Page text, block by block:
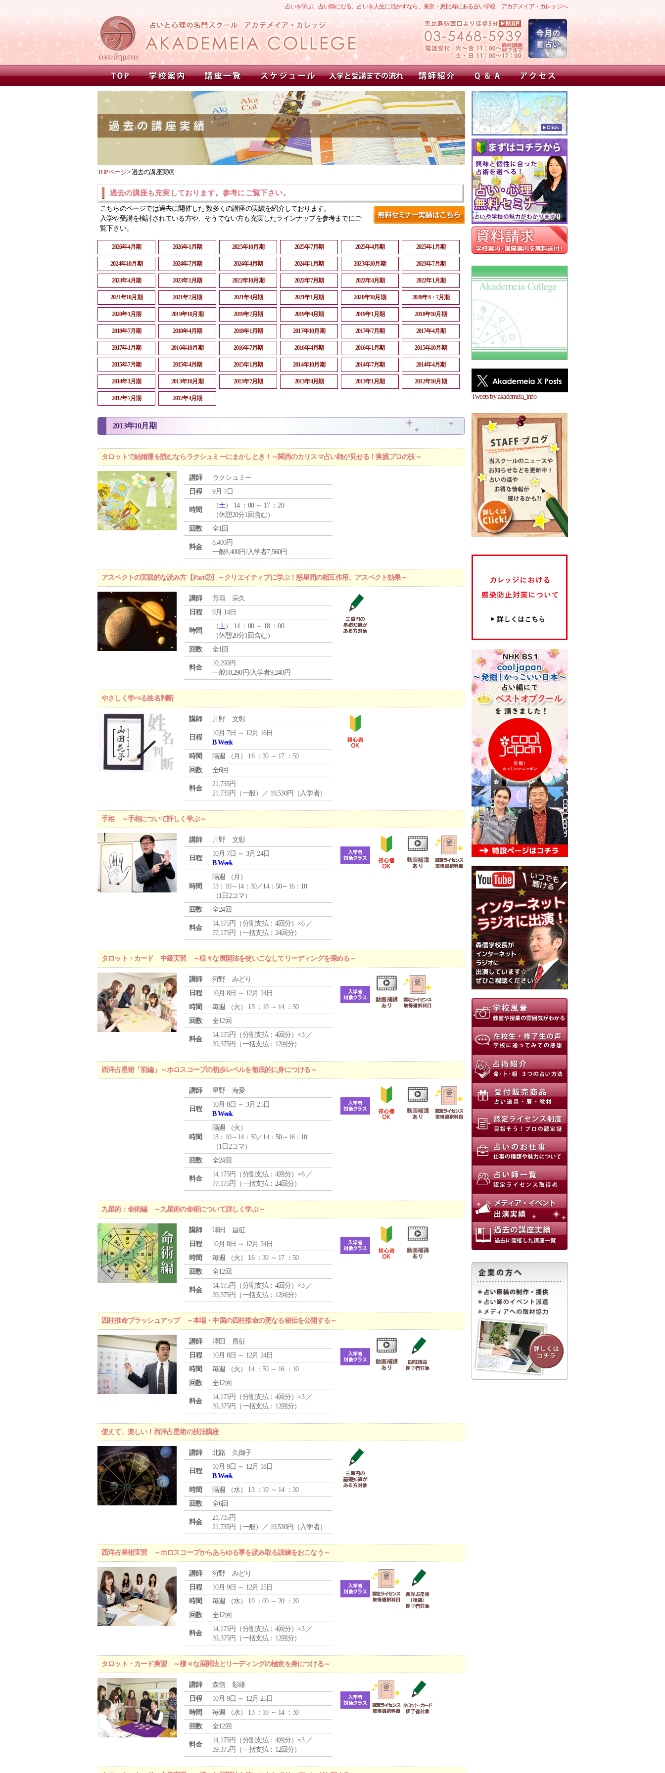
占いを学ぶ、占い師になる、占いを人生に活かすなら、東京・恵比寿にある占い学校 アカデメイア・カレッジへ
Tweets by akademeia_info
TOPページ>過去の講座実績
過去の講座も充実しております。参考にご覧下さい。
こちらのページでは過去に開催した 数多くの講座の実績を紹介しております。
入学や受講を検討されている方や、そうでない方も充実したラインナップを参考までにご
覧下さい。
2026年4月期 2026年1月期 2025年10月期 2025年7月期 2025年4月期 2025年1月期
2024年10月期 2024年7月期 2024年4月期 2024年1月期 2023年10月期 2023年7月期
2023年4月期 2023年1月期 2022年10月期 2022年7月期 2022年4月期 2022年1月期
2021年10月期 2021年7月期 2021年4月期 2021年1月期 2020年10月期 2020年4・7月期
2020年1月期 2019年10月期 2019年7月期 2019年4月期 2019年1月期 2018年10月期
2018年7月期 2018年4月期 2018年1月期 2017年10月期 2017年7月期 2017年4月期
2017年1月期 2016年10月期 2016年7月期 2016年4月期 2016年1月期 2015年10月期
2015年7月期 2015年4月期 2015年1月期 2014年10月期 2014年7月期 2014年4月期
2014年1月期 2013年10月期 2013年7月期 2013年4月期 2013年1月期 2012年10月期
2012年7月期 2012年4月期
2013年10月期
タロットで結婚運を読むならラクシュミーにまかしとき！～関西のカリスマ占い師が見せる！実践プロの技～
講師
ラクシュミー
日程
9月 7日
時間
（土） 14 ：00 ～ 17 ：20
（休憩20分1回含む）
回数
全1回
料金
8,400円
一般8,400円/入学者7,560円
アスペクトの実践的な読み方【Part②】～クリエイティブに学ぶ！惑星間の相互作用、アスペクト効果～
講師
芳垣 宗久
日程
9月 14日
時間
（土） 14 ：00 ～ 18 ：00
（休憩20分1回含む）
回数
全1回
料金
10,290円
一般10,290円/入学者9,240円
やさしく学べる姓名判断
講師 川野 文彰
日程
10月 7日 ～ 12月 16日
B Week
時間
隔週 （ 月 ） 16 ：30 ～ 17 ：50
回数
全6回
料金
21,735円
21,735円（一般）／ 19,530円（入学者）
手相 ～手相について詳しく学ぶ～
講師 川野 文彰
日程
10月 7日 ～ 3月 24日
B Week
時間
隔週 （ 月 ）
13：10～14：30／14：50～16：10
（1日2コマ）
回数
全24回
料金
14,175円（分割支払：4回分）×6 ／
77,175円（一括支払：24回分）
タロット・カード 中級実習 ～様々な展開法を使いこなしてリーディングを深める～
講師
狩野 みどり
日程
10月 8日 ～ 12月 24日
時間
毎週 （火 ） 13 ：10 ～ 14 ：30
回数
全12回
料金
14,175円（分割支払：4回分）×3 ／
39,375円（一括支払：12回分）
西洋占星術「前編」～ホロスコープの初歩レベルを徹底的に身につける～
講師 星野 海愛
日程
10月 8日 ～ 3月 25日
B Week
時間
隔週 （火 ）
13：10～14：30／14：50～16：10
（1日2コマ）
回数
全24回
料金
14,175円（分割支払：4回分）×6 ／
77,175円（一括支払：24回分）
九星術：命術編 ～九星術の命術について詳しく学ぶ～
講師
澤田 昌征
日程
10月 8日 ～ 12月 24日
時間
毎週 （火 ） 16 ：30 ～ 17 ：50
回数
全12回
料金
14,175円（分割支払：4回分）×3 ／
39,375円（一括支払：12回分）
四柱推命ブラッシュアップ ～本場・中国の四柱推命の更なる秘伝を公開する～
講師
澤田 昌征
日程
10月 8日 ～ 12月 24日
時間
毎週 （火 ） 14 ：50 ～ 16 ：10
回数
全12回
料金
14,175円（分割支払：4回分）×3 ／
39,375円（一括支払：12回分）
使えて、楽しい！西洋占星術の技法講座
講師 北路 久御子
日程
10月 9日 ～ 12月 18日
B Week
時間
隔週 （水） 13 ：10 ～ 14 ：30
回数
全6回
料金
21,735円
21,735円（一般）／ 19,530円（入学者）
西洋占星術実習 ～ホロスコープからあらゆる事を読み取る訓練をおこなう～
講師
狩野 みどり
日程
10月 9日 ～ 12月 25日
時間
毎週 （水） 19 ：00 ～ 20 ：20
回数
全12回
料金
14,175円（分割支払：4回分）×3 ／
39,375円（一括支払：12回分）
タロット・カード実習 ～様々な展開法とリーディングの極意を身につける～
講師
森信 彰雄
日程
10月 9日 ～ 12月 25日
時間
毎週 （水） 13 ：10 ～ 14 ：30
回数
全12回
料金
14,175円（分割支払：4回分）×3 ／
39,375円（一括支払：12回分）